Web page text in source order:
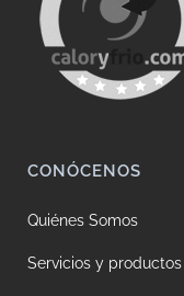
CONÓCENOS
Quiénes Somos
Servicios y productos